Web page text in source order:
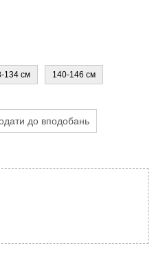
134 см 140-146 см